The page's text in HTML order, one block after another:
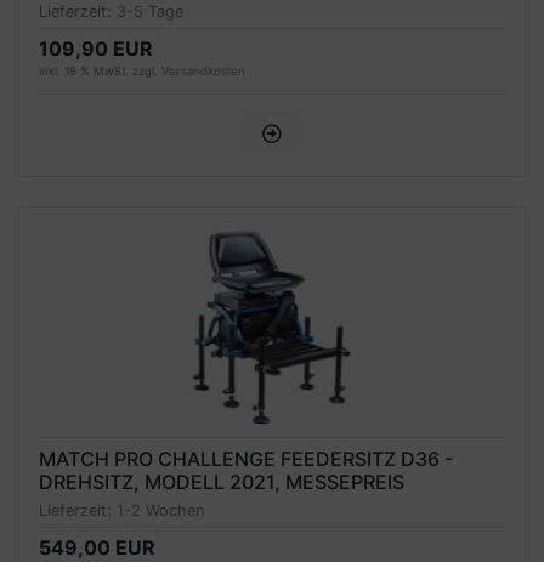
Lieferzeit: 3-5 Tage
109,90 EUR
inkl. 19 % MwSt. zzgl. Versandkosten
MATCH PRO CHALLENGE FEEDERSITZ D36 -
DREHSITZ, MODELL 2021, MESSEPREIS
Lieferzeit: 1-2 Wochen
549,00 EUR